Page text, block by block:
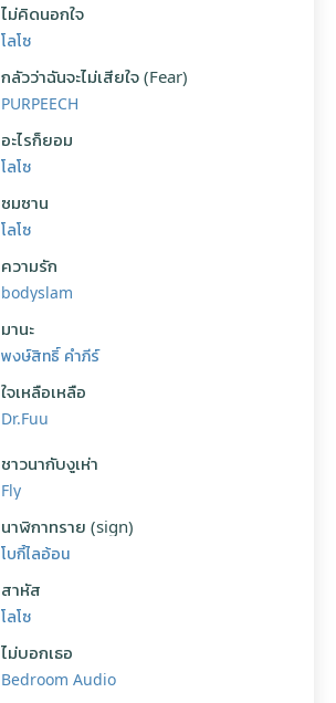
ไม่คิดนอกใจ
โลโซ
กลัวว่าฉันจะไม่เสียใจ (Fear)
PURPEECH
อะไรก็ยอม
โลโซ
ซมซาน
โลโซ
ความรัก
bodyslam
มานะ
พงษ์สิทธิ์ คำภีร์
ใจเหลือเหลือ
Dr.Fuu
ชาวนากับงูเห่า
Fly
นาฬิกาทราย (sign)
โบกี้ไลอ้อน
สาหัส
โลโซ
ไม่บอกเธอ
Bedroom Audio